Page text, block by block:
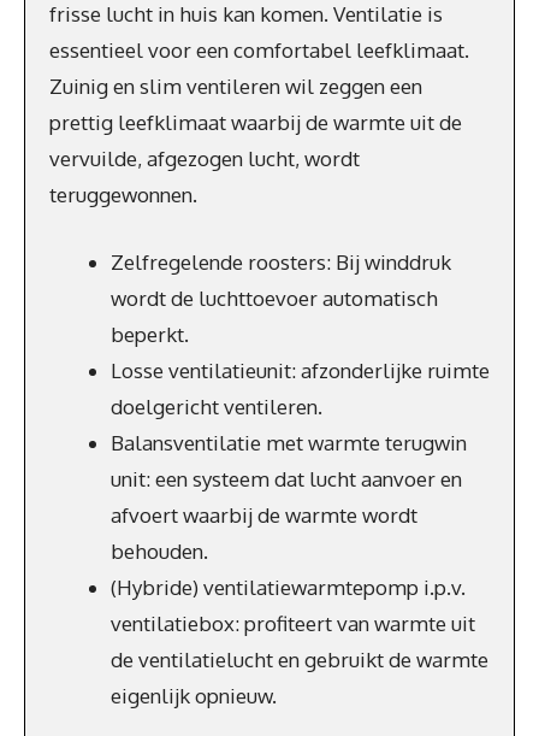
frisse lucht in huis kan komen. Ventilatie is
essentieel voor een comfortabel leefklimaat.
Zuinig en slim ventileren wil zeggen een
prettig leefklimaat waarbij de warmte uit de
vervuilde, afgezogen lucht, wordt
teruggewonnen.
Zelfregelende roosters: Bij winddruk
wordt de luchttoevoer automatisch
beperkt.
Losse ventilatieunit: afzonderlijke ruimte
doelgericht ventileren.
Balansventilatie met warmte terugwin
unit: een systeem dat lucht aanvoer en
afvoert waarbij de warmte wordt
behouden.
(Hybride) ventilatiewarmtepomp i.p.v.
ventilatiebox: profiteert van warmte uit
de ventilatielucht en gebruikt de warmte
eigenlijk opnieuw.